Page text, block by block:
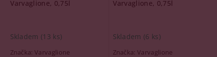
Varvaglione, 0,75l
Skladem (13 ks)
Značka:Varvaglione
Varvaglione, 0,75l
Skladem (6 ks)
Značka:Varvaglione